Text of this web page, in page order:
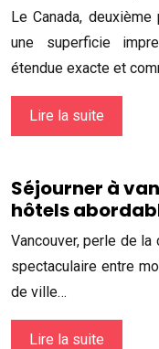
Le Canada,
une superficie
étendue exacte et
Lire la suite
Séjourner à
hôtels
Vancouver, perle de
spectaculaire entre
de ville…
Lire la suite